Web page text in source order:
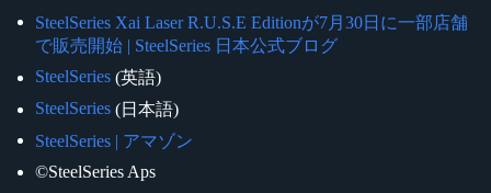
SteelSeries Xai Laser R.U.S.E Editionが7月30日に一部店舗
で販売開始 | SteelSeries 日本公式ブログ
SteelSeries (英語)
SteelSeries (日本語)
SteelSeries | アマゾン
©SteelSeries Aps